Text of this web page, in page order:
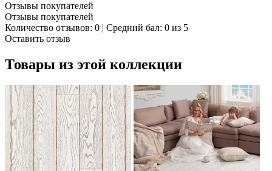
Отзывы покупателей
Отзывы покупателей
Количество отзывов: 0 | Средний бал: 0 из 5
Оставить отзыв
Товары из этой коллекции